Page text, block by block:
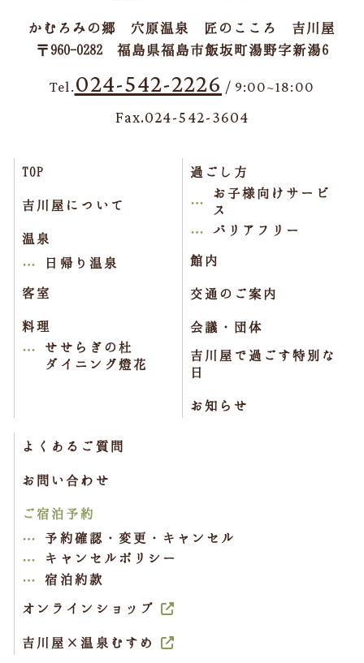
かむろみの郷 穴原温泉 匠のこころ 吉川屋
〒960-0282 福島県福島市飯坂町湯野字新湯6
Tel. 024-542-2226 / 9:00~18:00
Fax.024-542-3604
TOP
吉川屋について
温泉
日帰り温泉
客室
料理
せせらぎの杜
ダイニング燈花
過ごし方
お子様向けサービ
ス
バリアフリー
館内
交通のご案内
会議・団体
吉川屋で過ごす特別な
日
お知らせ
よくあるご質問
お問い合わせ
ご宿泊予約
予約確認・変更・キャンセル
キャンセルポリシー
宿泊約款
オンラインショップ
吉川屋×温泉むすめ